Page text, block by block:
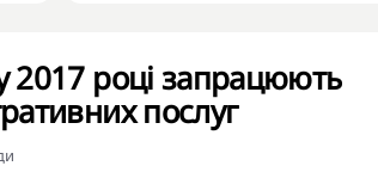
році запрацюють
послуг